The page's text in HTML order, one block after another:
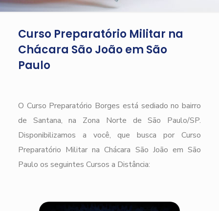
Curso Preparatório Militar na
Chácara São João em São
Paulo
O Curso Preparatório Borges está sediado no bairro
de Santana, na Zona Norte de São Paulo/SP.
Disponibilizamos a você, que busca por Curso
Preparatório Militar na Chácara São João em São
Paulo os seguintes Cursos a Distância: